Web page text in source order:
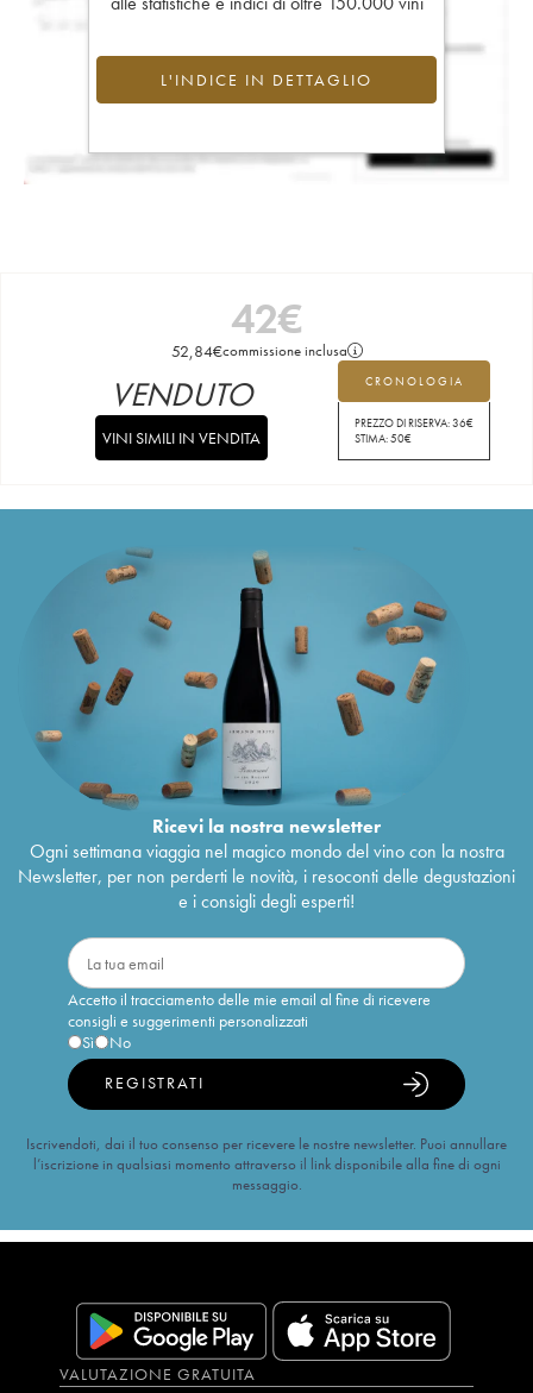
L'INDICE IN DETTAGLIO
42€
52,84€commissione inclusa
CRONOLOGIA
PREZZO DI RISERVA:36€
STIMA:50€
VENDUTO
VINI SIMILI IN VENDITA
Ricevi la nostra newsletter
Ogni settimana viaggia nel magico mondo del vino con la nostra
Newsletter, per non perderti le novità, i resoconti delle degustazioni
e i consigli degli esperti!
Accetto il tracciamento delle mie email al fine di ricevere
consigli e suggerimenti personalizzati
Sì
No
REGISTRATI
Iscrivendoti, dai il tuo consenso per ricevere le nostre newsletter. Puoi annullare
l’iscrizione in qualsiasi momento attraverso il link disponibile alla fine di ogni
messaggio.
VALUTAZIONE GRATUITA